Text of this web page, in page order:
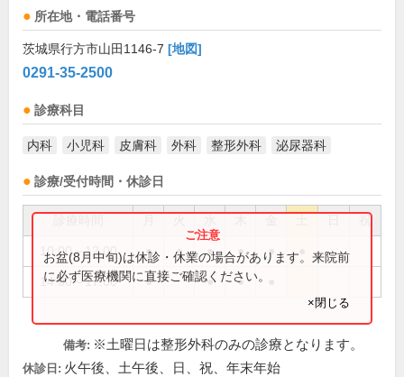
所在地・電話番号
茨城県行方市山田1146-7 [地図]
0291-35-2500
診療科目
内科 小児科 皮膚科 外科 整形外科 泌尿器科
診療/受付時間・休診日
祝
10:00～12:00 ● ● ● ● ●
14:00～17:00 ● ● ●
お盆(8月中旬)は休診・休業の場合があります。来院前
に必ず医療機関に直接ご確認ください。
×閉じる
備考: ※土曜日は整形外科のみの診療となります。
休診日: 火午後、土午後、日、祝、年末年始